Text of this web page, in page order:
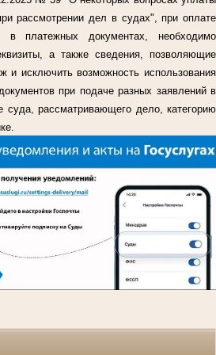
рассмотрении дел в судах", при оплате
в платежных документах, необходимо
а также сведения, позволяющие
и исключить возможность использования
при подаче разных заявлений в
суда, рассматривающего дело, категорию